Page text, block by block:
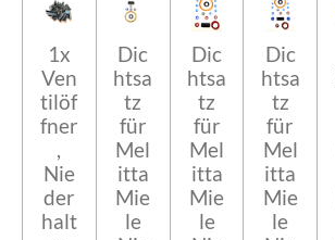
1x
Ven
tilöf
fner
,
Nie
der
halt
Dic
htsa
tz
für
Mel
itta
Mie
le
Dic
htsa
tz
für
Mel
itta
Mie
le
Dic
htsa
tz
für
Mel
itta
Mie
le